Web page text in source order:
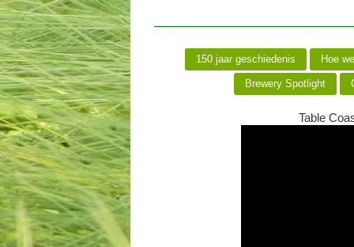
150 jaar geschiedenis Hoe
Brewery Spotlight
Table